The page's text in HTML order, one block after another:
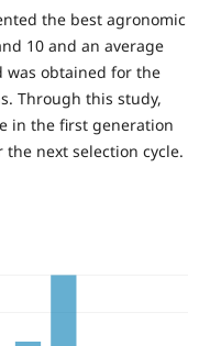
the best agronomic
10 and an average
was obtained for the
Through this study,
in the first generation
next selection cycle.